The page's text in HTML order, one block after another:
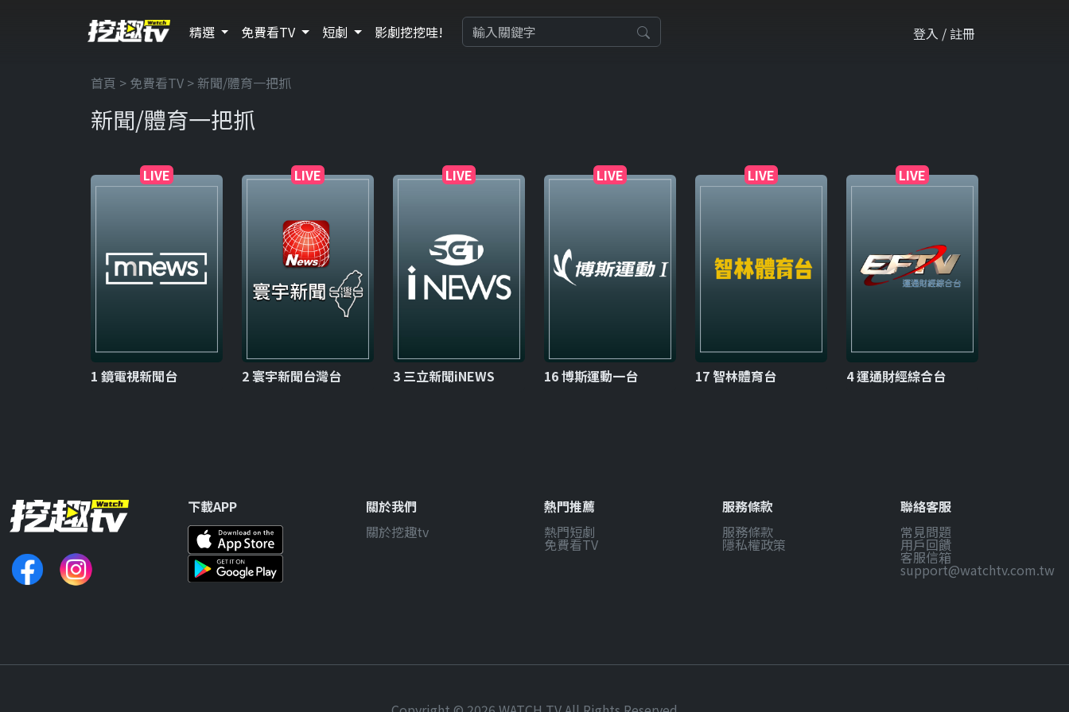
精選 免費看TV 短劇 影劇挖挖哇! 登入 / 註冊
首頁 > 免費看TV > 新聞/體育一把抓
新聞/體育一把抓
LIVE
1 鏡電視新聞台
LIVE
2 寰宇新聞台灣台
LIVE
3 三立新聞iNEWS
LIVE
16 博斯運動一台
LIVE
17 智林體育台
LIVE
4 運通財經綜合台
下載APP
關於我們
關於挖趣tv
熱門推薦
熱門短劇
免費看TV
服務條款
服務條款
隱私權政策
聯絡客服
常見問題
用戶回饋
客服信箱
support@watchtv.com.tw